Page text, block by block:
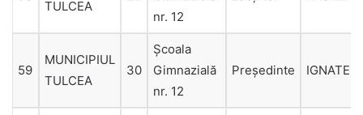
TULCEA
nr. 12
59
MUNICIPIUL
TULCEA
30
Școala
Gimnazială
nr. 12
Președinte